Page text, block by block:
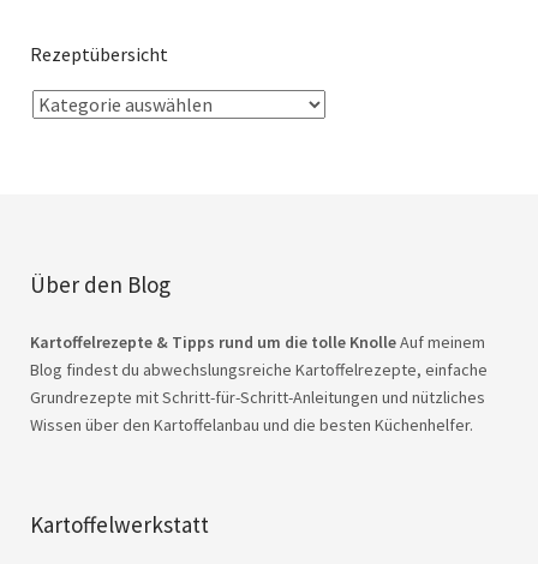
Rezeptübersicht
Über den Blog
Kartoffelrezepte & Tipps rund um die tolle KnolleAuf meinem
Blog findest du abwechslungsreiche Kartoffelrezepte, einfache
Grundrezepte mit Schritt-für-Schritt-Anleitungen und nützliches
Wissen über den Kartoffelanbau und die besten Küchenhelfer.
Kartoffelwerkstatt